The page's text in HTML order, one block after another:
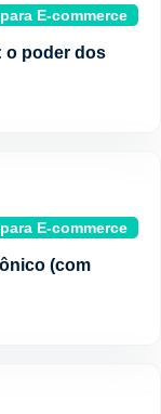
E-commerce
o poder dos
E-commerce
(com